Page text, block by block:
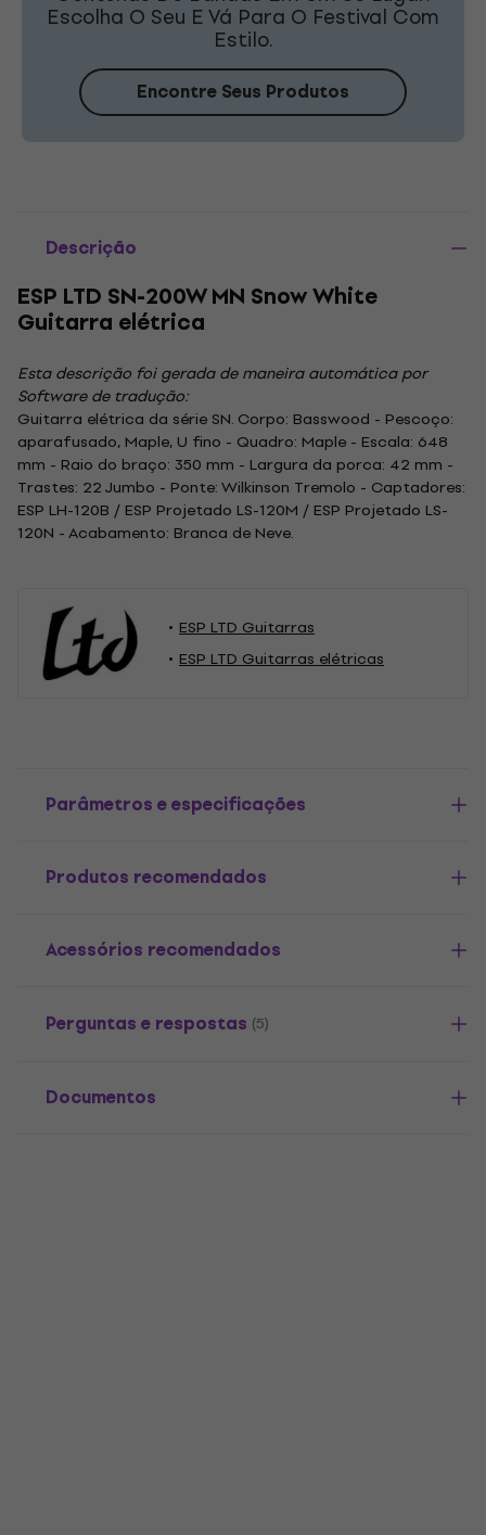
Escolha O Seu E Vá Para O Festival Com
Estilo.
Encontre Seus Produtos
Descrição
ESP LTD SN-200W MN Snow White
Guitarra elétrica
Esta descrição foi gerada de maneira automática por
Software de tradução:
Guitarra elétrica da série SN. Corpo: Basswood - Pescoço:
aparafusado, Maple, U fino - Quadro: Maple - Escala: 648
mm - Raio do braço: 350 mm - Largura da porca: 42 mm -
Trastes: 22 Jumbo - Ponte: Wilkinson Tremolo - Captadores:
ESP LH-120B / ESP Projetado LS-120M / ESP Projetado LS-
120N - Acabamento: Branca de Neve.
ESP LTD Guitarras
ESP LTD Guitarras elétricas
Parâmetros e especificações
Produtos recomendados
Acessórios recomendados
Perguntas e respostas (5)
Documentos